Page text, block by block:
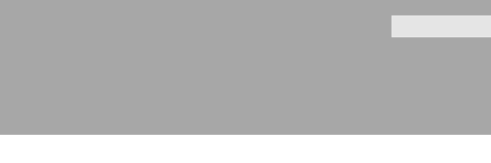
Formulaire de